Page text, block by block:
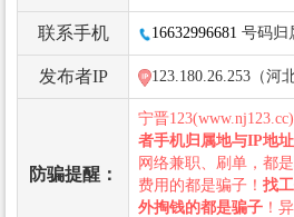
联系手机 16632996681 号码归
发布者IP 123.180.26.253（河
防骗提醒：
宁晋
者手机归属地与IP地
网络兼职、刷单，都
费用的都是骗子！ 找
外掏钱的都是骗子 ！